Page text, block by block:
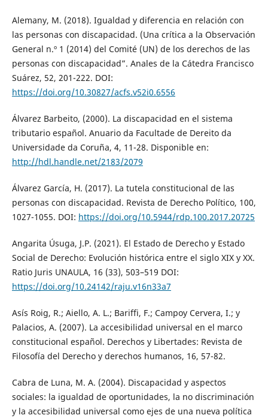
Alemany, M. (2018). Igualdad y diferencia en relación con
las personas con discapacidad. (Una crítica a la Observación
General n.º 1 (2014) del Comité (UN) de los derechos de las
personas con discapacidad”. Anales de la Cátedra Francisco
Suárez, 52, 201-222. DOI:
https://doi.org/10.30827/acfs.v52i0.6556
Álvarez Barbeito, (2000). La discapacidad en el sistema
tributario español. Anuario da Facultade de Dereito da
Universidade da Coruña, 4, 11-28. Disponible en:
http://hdl.handle.net/2183/2079
Álvarez García, H. (2017). La tutela constitucional de las
personas con discapacidad. Revista de Derecho Político, 100,
1027-1055. DOI: https://doi.org/10.5944/rdp.100.2017.20725
Angarita Úsuga, J.P. (2021). El Estado de Derecho y Estado
Social de Derecho: Evolución histórica entre el siglo XIX y XX.
Ratio Juris UNAULA, 16 (33), 503–519 DOI:
https://doi.org/10.24142/raju.v16n33a7
Asís Roig, R.; Aiello, A. L.; Bariffi, F.; Campoy Cervera, I.; y
Palacios, A. (2007). La accesibilidad universal en el marco
constitucional español. Derechos y Libertades: Revista de
Filosofía del Derecho y derechos humanos, 16, 57-82.
Cabra de Luna, M. A. (2004). Discapacidad y aspectos
sociales: la igualdad de oportunidades, la no discriminación
y la accesibilidad universal como ejes de una nueva política